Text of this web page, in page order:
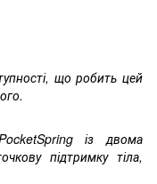
що робить цей
із двома
підтримку тіла,